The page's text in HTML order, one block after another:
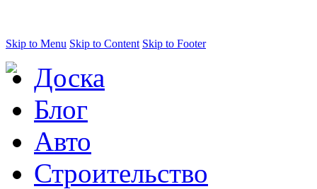
Skip to Menu Skip to Content Skip to Footer
Доска
Блог
Авто
Строительство